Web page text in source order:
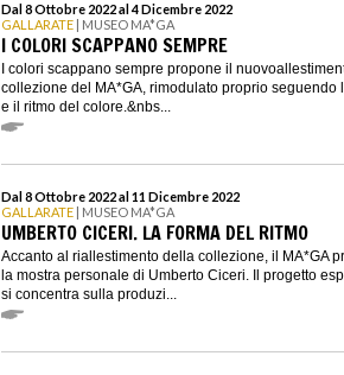
Dal 8 Ottobre 2022 al 4 Dicembre 2022
GALLARATE | MUSEO MA*GA
I COLORI SCAPPANO SEMPRE
I colori scappano sempre propone il
collezione del MA*GA, rimodulato proprio seguendo
e il ritmo del colore.&nbs...
Dal 8 Ottobre 2022 al 11 Dicembre 2022
GALLARATE | MUSEO MA*GA
UMBERTO CICERI. LA FORMA DEL RITMO
Accanto al riallestimento della collezione, il MA*GA
la mostra personale di Umberto Ciceri. Il progetto
si concentra sulla produzi...